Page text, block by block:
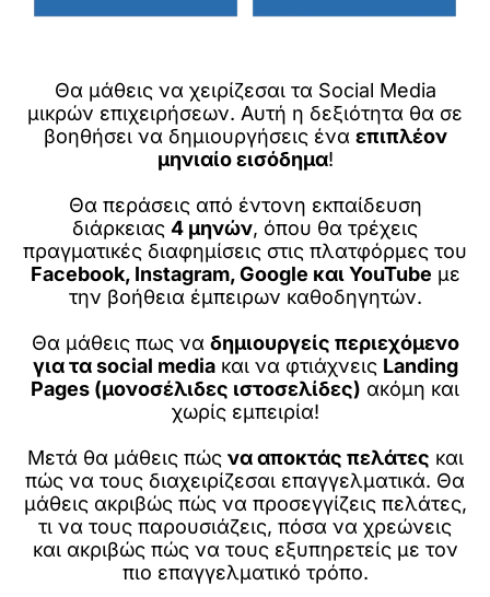
Θα μάθεις να χειρίζεσαι τα Social Media
μικρών επιχειρήσεων. Αυτή η δεξιότητα θα σε
βοηθήσει να δημιουργήσεις ένα επιπλέον
μηνιαίο εισόδημα!
Θα περάσεις από έντονη εκπαίδευση
διάρκειας 4 μηνών, όπου θα τρέχεις
πραγματικές διαφημίσεις στις πλατφόρμες του
Facebook, Instagram, Google και YouTube με
την βοήθεια έμπειρων καθοδηγητών.
Θα μάθεις πως να δημιουργείς περιεχόμενο
για τα social mediaκαι να φτιάχνεις Landing
Pages (μονοσέλιδες ιστοσελίδες) ακόμη και
χωρίς εμπειρία!
Μετά θα μάθεις πώς να αποκτάς πελάτες και
πώς να τους διαχειρίζεσαι επαγγελματικά. Θα
μάθεις ακριβώς πώς να προσεγγίζεις πελάτες,
τι να τους παρουσιάζεις, πόσα να χρεώνεις
και ακριβώς πώς να τους εξυπηρετείς με τον
πιο επαγγελματικό τρόπο.